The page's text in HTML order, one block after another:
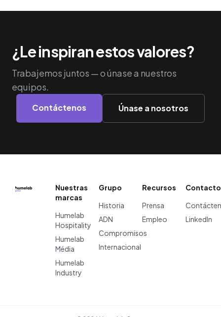
¿Le inspiran estos valores?
Trabajemos juntos — o únase a nuestros
equipos.
Contáctenos Únase a nosotros
Nuestras
marcas
Humelab
Hospitality
Humelab
Média
Humelab
Industry
Grupo
Historia
ADN
Compromisos
Internacional
Recursos
Prensa
Empleo
Contacto
LinkedIn